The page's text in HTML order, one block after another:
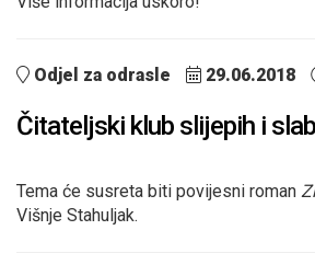
Odjel za odrasle 29.06.2018
Čitateljski klub slijepih i
Tema će susreta biti povijesni roman
Višnje Stahuljak.